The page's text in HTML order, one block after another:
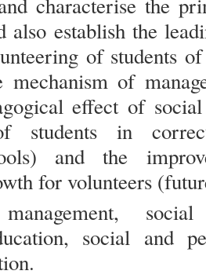
characterise the
also establish the
of students
mechanism of
effect of
students in
and the
for volunteers
social and